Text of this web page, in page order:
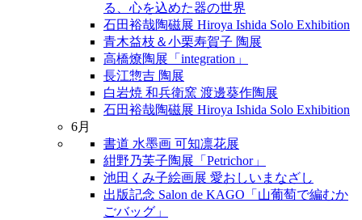
る、心を込めた器の世界
石田裕哉陶磁展 Hiroya Ishida Solo Exhibition
青木益枝＆小栗寿賀子 陶展
高橋燎陶展「integration」
長江惣吉 陶展
白岩焼 和兵衛窯 渡邊葵作陶展
石田裕哉陶磁展 Hiroya Ishida Solo Exhibition
6月
書道 水墨画 可知凛花展
紺野乃芙子陶展「Petrichor」
池田くみ子絵画展 愛おしいまなざし
出版記念 Salon de KAGO「山葡萄で編むか
ごバッグ」